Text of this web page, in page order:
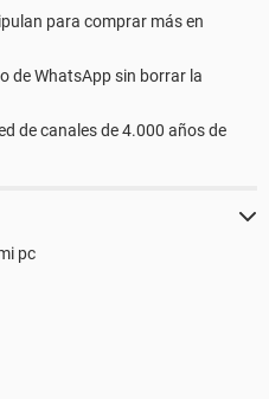
para comprar más en
de WhatsApp sin borrar la
de canales de 4.000 años de
pc